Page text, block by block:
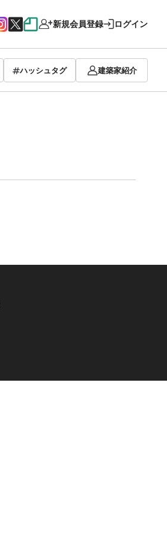
新規会員登録 ログイン
ハッシュタグ 建築家紹介